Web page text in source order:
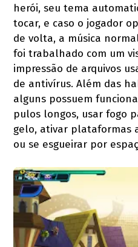
herói, seu tema
tocar, e caso o jogador
de volta, a música
foi trabalhado com um
impressão de arquivos
de antivírus. Além das
alguns possuem
pulos longos, usar fogo
gelo, ativar plataformas
ou se esgueirar por